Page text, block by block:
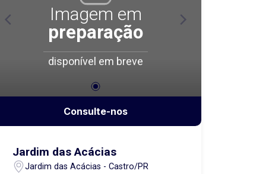
Imagem em
preparação
disponível em breve
Consulte-nos
Jardim das Acácias
Jardim das Acácias - Castro/PR